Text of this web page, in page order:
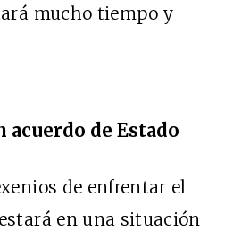
mucho tiempo y
acuerdo de Estado
de enfrentar el
en una situación